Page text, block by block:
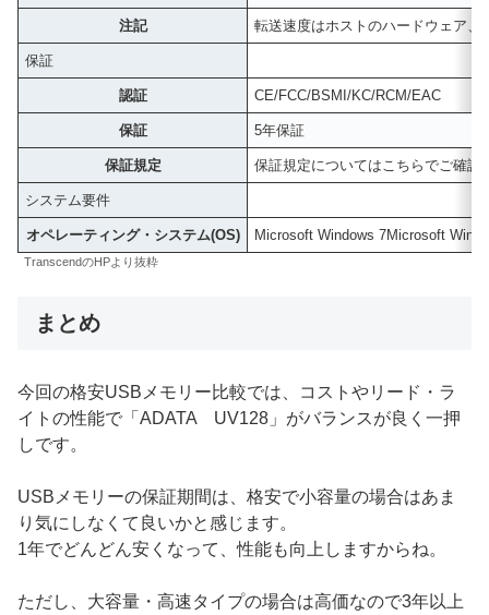
注記 転送速度はホストのハードウェア
保証
認証 CE/FCC/BSMI/KC/RCM/EAC
保証 5年保証
保証規定 保証規定についてはこちらでご確認
システム要件
オペレーティング・システム(OS) Microsoft Windows 7Microsoft
TranscendのHPより抜粋
まとめ
今回の格安USBメモリー比較では、コストやリード・ラ
イトの性能で「ADATA UV128」がバランスが良く一押
しです。
USBメモリーの保証期間は、格安で小容量の場合はあま
り気にしなくて良いかと感じます。
1年でどんどん安くなって、性能も向上しますからね。
ただし、大容量・高速タイプの場合は高価なので3年以上